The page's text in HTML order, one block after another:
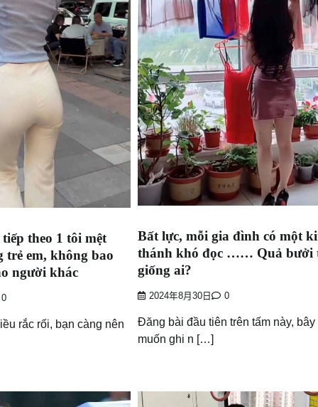
theo 1 tôi mệt
trẻ em, không bao
người khác
0
rắc rối, bạn càng nên
Bất lực, mỗi gia đình có một
thánh khó đọc …… Quả bưởi
giống ai?
2024年8月30日 0
Đăng bài đầu tiên trên tấm này,
muốn ghi n […]